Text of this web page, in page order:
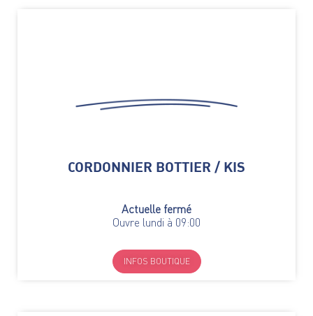
CORDONNIER BOTTIER / KIS
Actuelle fermé
Ouvre lundi à 09:00
INFOS BOUTIQUE